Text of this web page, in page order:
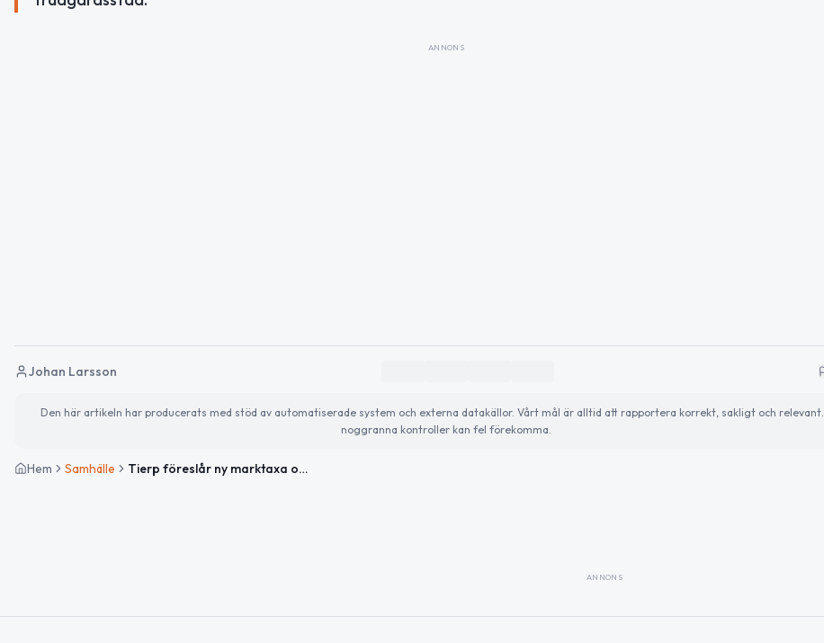
ANNONS
Johan Larsson
Den här artikeln har producerats med stöd av automatiserade system och externa datakällor. Vårt mål är alltid att rapportera korrekt, sakligt och
noggranna kontroller kan fel förekomma.
Hem Samhälle Tierp föreslår ny marktaxa och tomtpriser i Siggbo
ANNONS